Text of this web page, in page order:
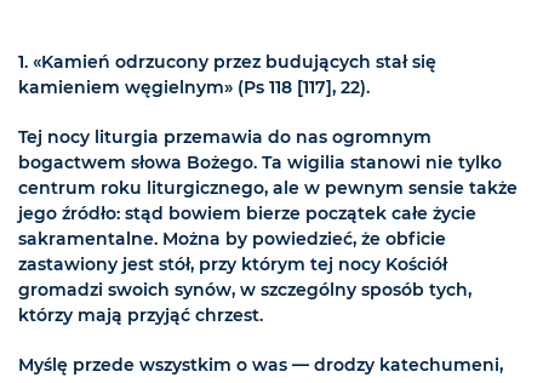
1. «Kamień odrzucony przez budujących stał się
kamieniem węgielnym» (Ps 118 [117], 22).
Tej nocy liturgia przemawia do nas ogromnym
bogactwem słowa Bożego. Ta wigilia stanowi nie tylko
centrum roku liturgicznego, ale w pewnym sensie także
jego źródło: stąd bowiem bierze początek całe życie
sakramentalne. Można by powiedzieć, że obficie
zastawiony jest stół, przy którym tej nocy Kościół
gromadzi swoich synów, w szczególny sposób tych,
którzy mają przyjąć chrzest.
Myślę przede wszystkim o was — drodzy katechumeni,